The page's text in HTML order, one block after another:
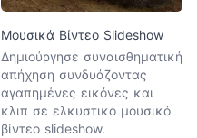
Μουσικά Βίντεο Slideshow
Δημιούργησε συναισθηματική
απήχηση συνδυάζοντας
αγαπημένες εικόνες και
κλιπ σε ελκυστικό μουσικό
βίντεο slideshow.